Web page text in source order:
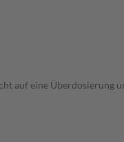
auf eine Überdosierung